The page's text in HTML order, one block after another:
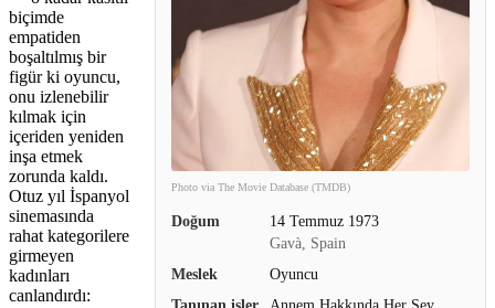
Photo via The Movie Database (TMDB)
Doğum
14 Temmuz 1973
Gavà, Spain
Meslek
Oyuncu
biçimde
empatiden
boşaltılmış bir
figür ki oyuncu,
onu izlenebilir
kılmak için
içeriden yeniden
inşa etmek
zorunda kaldı.
Otuz yıl İspanyol
sinemasında
rahat kategorilere
girmeyen
kadınları
canlandırdı: